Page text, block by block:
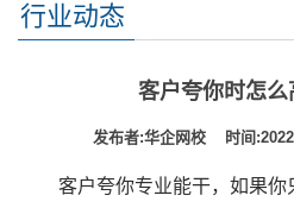
行业动态
客户夸你时怎
发布者:华企网校 时间
客户夸你专业能干，如果你